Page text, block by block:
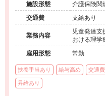
施設形態
介護保険関
（小児施設
交通費 支給あり
業務内容
児童発達支
おける理学
雇用形態
常勤
扶養手当あり 給与高め 交通
昇給あり